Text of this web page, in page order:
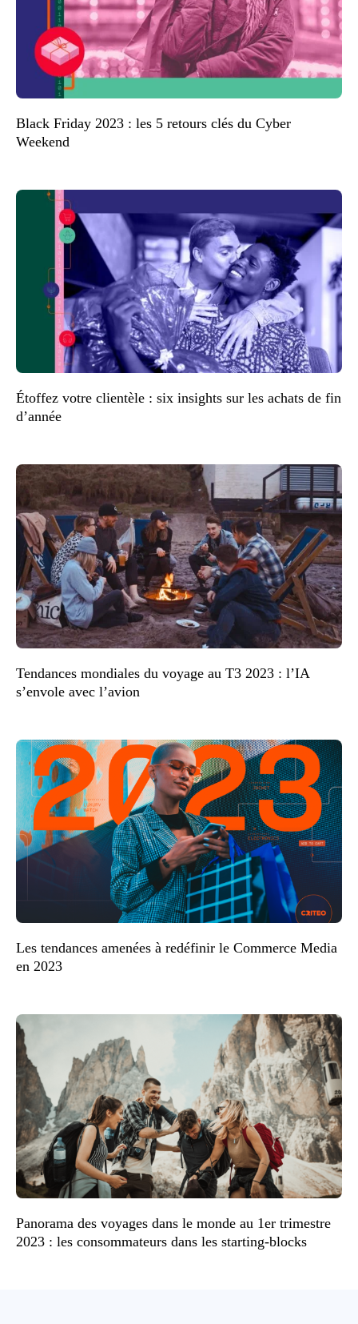
Black Friday 2023 : les 5 retours clés du Cyber
Weekend
Étoffez votre clientèle : six insights sur les achats de fin
d’année
Tendances mondiales du voyage au T3 2023 : l’IA
s’envole avec l’avion
Les tendances amenées à redéfinir le Commerce Media
en 2023
Panorama des voyages dans le monde au 1er trimestre
2023 : les consommateurs dans les starting-blocks